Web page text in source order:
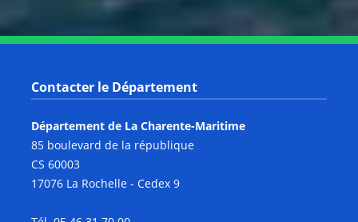
Contacter le Département
Département de La Charente-Maritime
85 boulevard de la république
CS 60003
17076 La Rochelle - Cedex 9